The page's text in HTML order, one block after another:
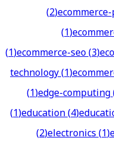
(2)
(1)
(1)ecommerce-seo(3)
technology(1)
(1)edge-computing
(1)education(4)
(2)electronics(1)